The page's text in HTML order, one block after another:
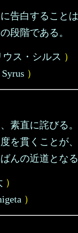
告白すること
段階である。
ウス・シルス ）
）
素直に詫びる。
を貫くことが
んの近道となる
）
）